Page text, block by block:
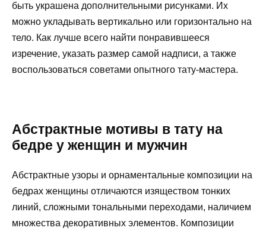
быть украшена дополнительными рисунками. Их
можно укладывать вертикально или горизонтально на
тело. Как лучше всего найти понравившееся
изречение, указать размер самой надписи, а также
воспользоваться советами опытного тату-мастера.
Абстрактные мотивы в тату на
бедре у женщин и мужчин
Абстрактные узоры и орнаментальные композиции на
бедрах женщины отличаются изяществом тонких
линий, сложными тональными переходами, наличием
множества декоративных элементов. Композиции